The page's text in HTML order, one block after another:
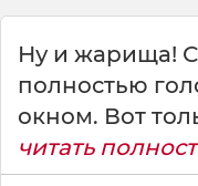
Ну и жарища!
полностью
окном. Вот
читать